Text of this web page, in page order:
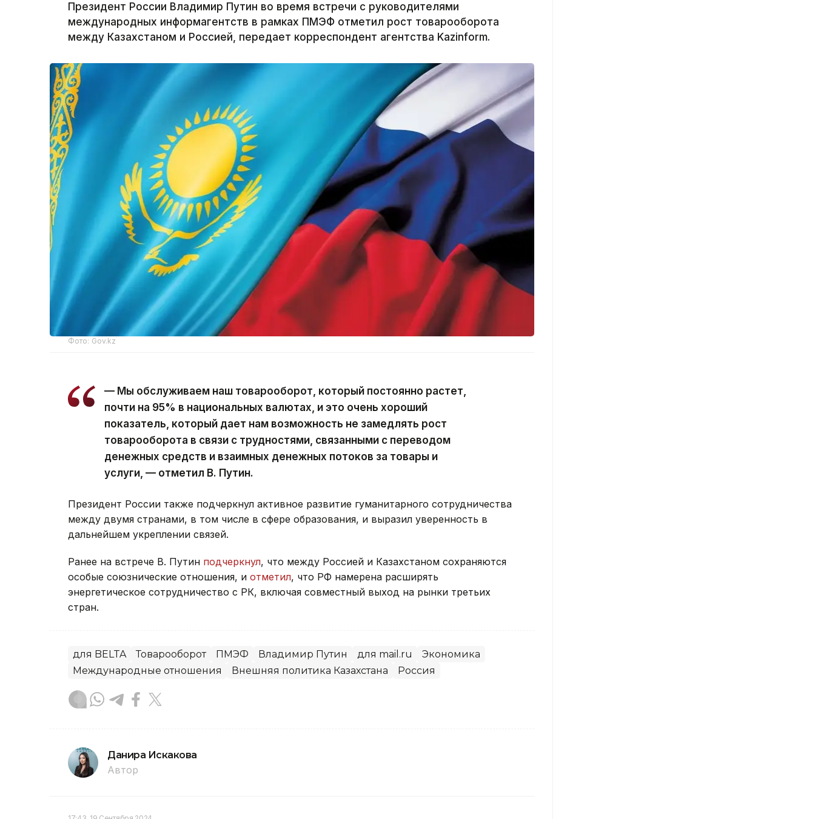
Президент России Владимир Путин во время встречи с руководителями
международных информагентств в рамках ПМЭФ отметил рост товарооборота
между Казахстаном и Россией, передает корреспондент агентства Kazinform.
Фото: Gov.kz
— Мы обслуживаем наш товарооборот, который постоянно растет,
почти на 95% в национальных валютах, и это очень хороший
показатель, который дает нам возможность не замедлять рост
товарооборота в связи с трудностями, связанными с переводом
денежных средств и взаимных денежных потоков за товары и
услуги, — отметил В. Путин.
Президент России также подчеркнул активное развитие гуманитарного сотрудничества
между двумя странами, в том числе в сфере образования, и выразил уверенность в
дальнейшем укреплении связей.
Ранее на встрече В. Путин подчеркнул, что между Россией и Казахстаном сохраняются
особые союзнические отношения, и отметил, что РФ намерена расширять
энергетическое сотрудничество с РК, включая совместный выход на рынки третьих
стран.
для BELTA Товарооборот ПМЭФ Владимир Путин для mail.ru
Экономика
Международные отношения
Внешняя политика Казахстана Россия
Данира Искакова
Автор